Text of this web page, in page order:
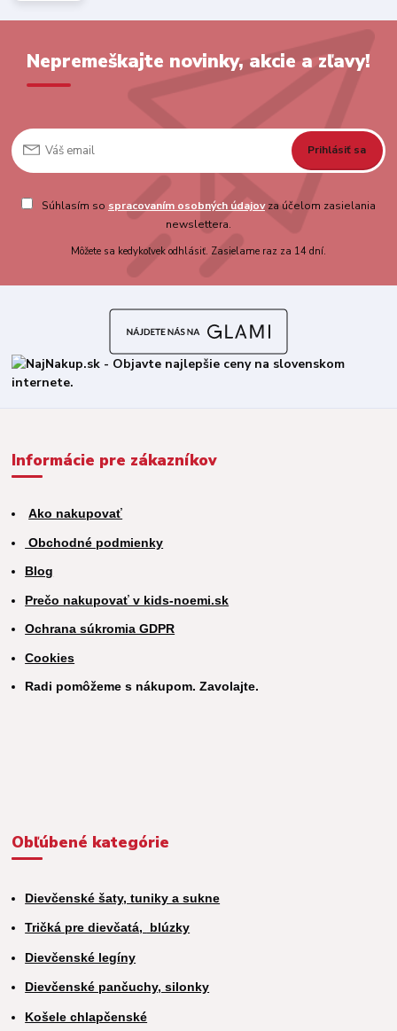
Nepremeškajte novinky, akcie a zľavy!
Prihlásiť sa
Súhlasím so spracovaním osobných údajovza účelom zasielania
newslettera.
Môžete sa kedykoľvek odhlásiť. Zasielame raz za 14 dní.
Informácie pre zákazníkov
Ako nakupovať
Obchodné podmienky
Blog
Prečo nakupovať v kids-noemi.sk
Ochrana súkromia GDPR
Cookies
Radi pomôžeme s nákupom. Zavolajte.
Obľúbené kategórie
Dievčenské šaty, tuniky a sukne
Tričká pre dievčatá, blúzky
Dievčenské legíny
Dievčenské pančuchy, silonky
Košele chlapčenské